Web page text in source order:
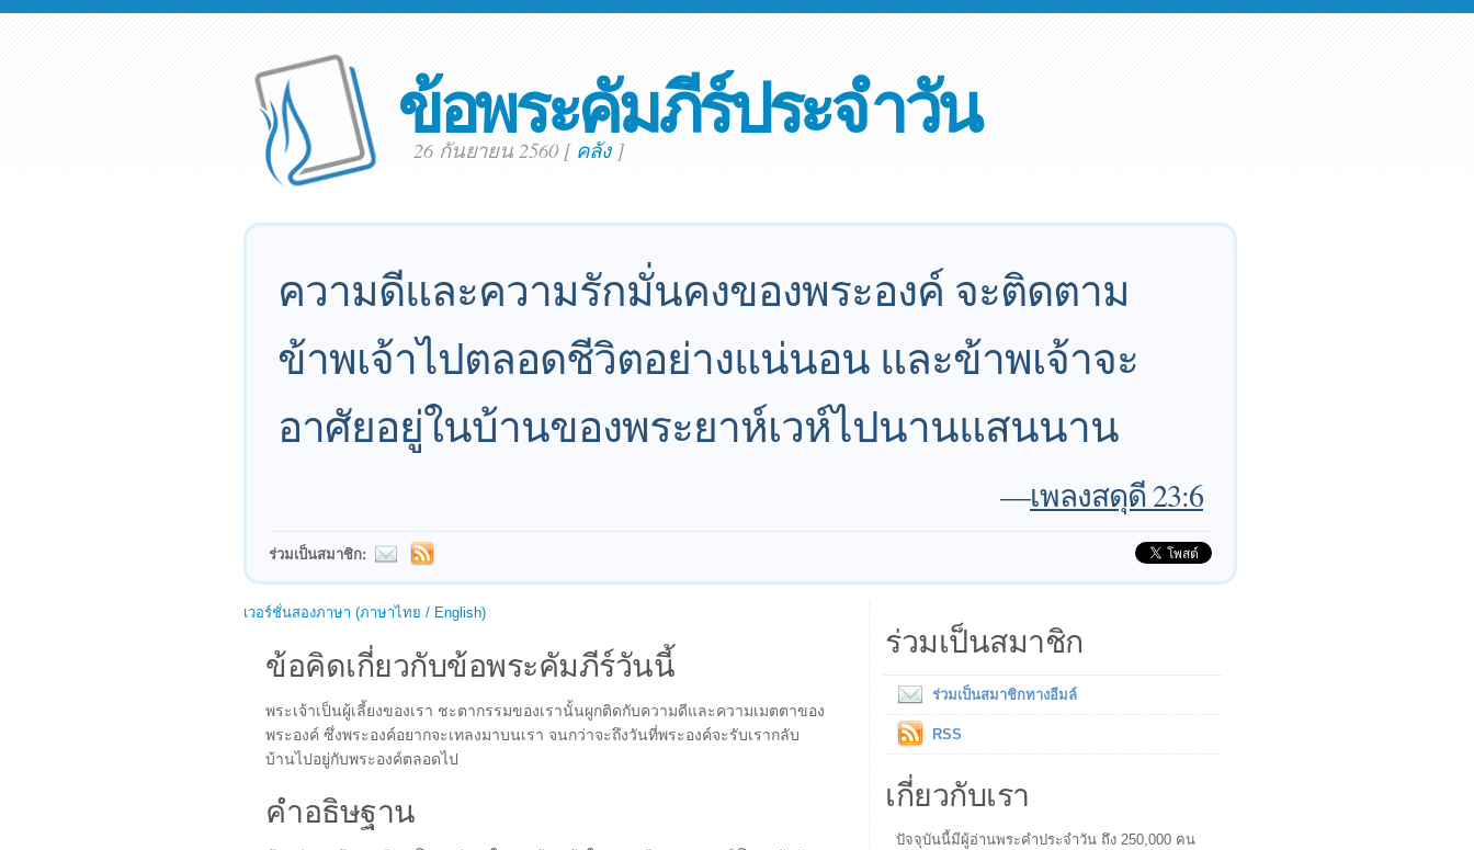
ข้อพระคัมภีร์ประจำวัน
26 กันยายน 2560 [ คลัง]
ความดีและความรักมั่นคงของพระองค์ จะติดตาม
ข้าพเจ้าไปตลอดชีวิตอย่างแน่นอน และข้าพเจ้าจะ
อาศัยอยู่ในบ้านของพระยาห์เวห์ไปนานแสนนาน
—เพลงสดุดี 23:6
ร่วมเป็นสมาชิก:
เวอร์ชั่นสองภาษา (ภาษาไทย / English)
ข้อคิดเกี่ยวกับข้อพระคัมภีร์วันนี้
พระเจ้าเป็นผู้เลี้ยงของเรา ชะตากรรมของเรานั้นผูกติดกับความดีและความเมตตาของ
พระองค์ ซึ่งพระองค์อยากจะเทลงมาบนเรา จนกว่าจะถึงวันที่พระองค์จะรับเรากลับ
บ้านไปอยู่กับพระองค์ตลอดไป
คำอธิษฐาน
ร่วมเป็นสมาชิก
ร่วมเป็นสมาชิกทางอีมล์
RSS
เกี่ยวกับเรา
ปัจจุบันนี้มีผู้อ่านพระคำประจำวัน ถึง 250,000 คน